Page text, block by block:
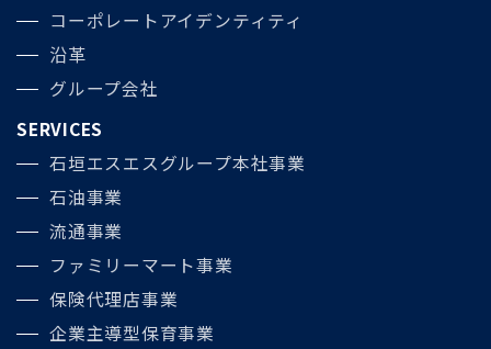
コーポレートアイデンティティ
沿革
グループ会社
SERVICES
石垣エスエスグループ本社事業
石油事業
流通事業
ファミリーマート事業
保険代理店事業
企業主導型保育事業